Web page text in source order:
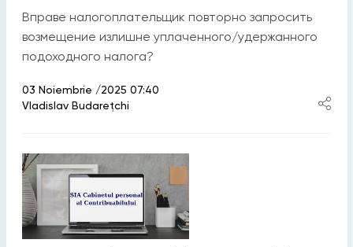
Вправе налогоплательщик повторно запросить
возмещение излишне уплаченного/удержанного
подоходного налога?
03 Noiembrie /2025 07:40
Vladislav Budarețchi